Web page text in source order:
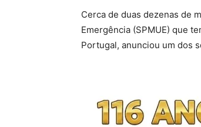
Cerca de duas dezenas de
Emergência (SPMUE) que
Portugal, anunciou um dos